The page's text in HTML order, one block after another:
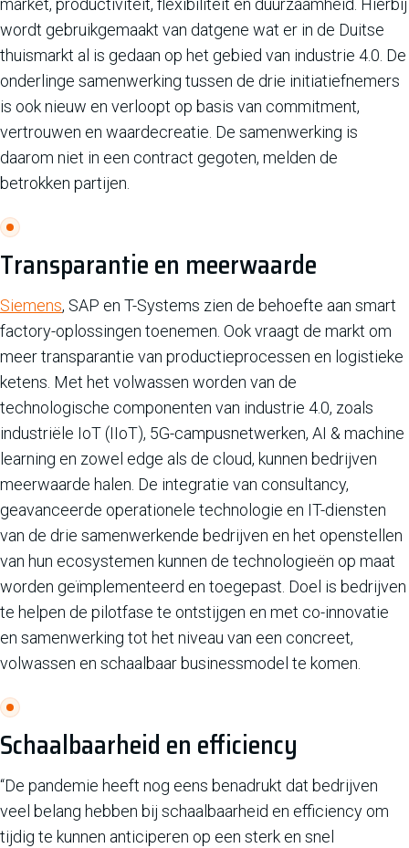
market, productiviteit, flexibiliteit en duurzaamheid. Hierbij
wordt gebruikgemaakt van datgene wat er in de Duitse
thuismarkt al is gedaan op het gebied van industrie 4.0. De
onderlinge samenwerking tussen de drie initiatiefnemers
is ook nieuw en verloopt op basis van commitment,
vertrouwen en waardecreatie. De samenwerking is
daarom niet in een contract gegoten, melden de
betrokken partijen.
Transparantie en meerwaarde
Siemens, SAP en T-Systems zien de behoefte aan smart
factory-oplossingen toenemen. Ook vraagt de markt om
meer transparantie van productieprocessen en logistieke
ketens. Met het volwassen worden van de
technologische componenten van industrie 4.0, zoals
industriële IoT (IIoT), 5G-campusnetwerken, AI & machine
learning en zowel edge als de cloud, kunnen bedrijven
meerwaarde halen. De integratie van consultancy,
geavanceerde operationele technologie en IT-diensten
van de drie samenwerkende bedrijven en het openstellen
van hun ecosystemen kunnen de technologieën op maat
worden geïmplementeerd en toegepast. Doel is bedrijven
te helpen de pilotfase te ontstijgen en met co-innovatie
en samenwerking tot het niveau van een concreet,
volwassen en schaalbaar businessmodel te komen.
Schaalbaarheid en efficiency
“De pandemie heeft nog eens benadrukt dat bedrijven
veel belang hebben bij schaalbaarheid en efficiency om
tijdig te kunnen anticiperen op een sterk en snel